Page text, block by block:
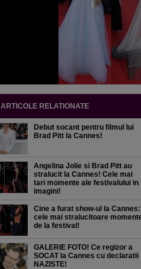
ARTICOLE RELATIONATE
Debut socant pentru filmul lui
Brad Pitt la Cannes!
Angelina Jolie si Brad Pitt au
stralucit la Cannes! Cele mai
tari momente ale festivalului in
imagini!
Cine a furat show-ul la Cannes:
cele mai stralucitoare
de la festival!
GALERIE FOTO! Ce regizor a
SOCAT la Cannes cu declaratii
NAZISTE!